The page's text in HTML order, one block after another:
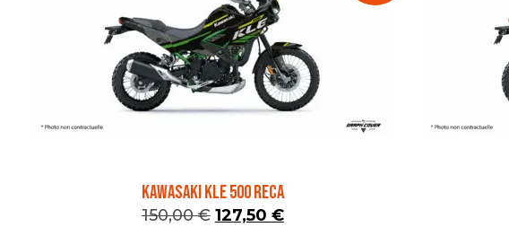
KAWASAKI KLE 500 RECA
150,00€ 127,50 €